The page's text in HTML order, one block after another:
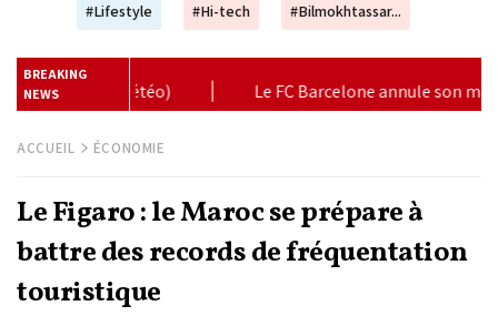
#Lifestyle #Hi-tech #Bilmokhtassar...
BREAKING
NEWSannule son match amical prévu à Tanger |
ACCUEIL ÉCONOMIE
Le Figaro : le Maroc se prépare à
battre des records de fréquentation
touristique